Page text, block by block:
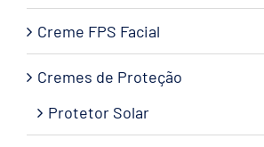
Creme FPS Facial
Cremes de Proteção
Protetor Solar